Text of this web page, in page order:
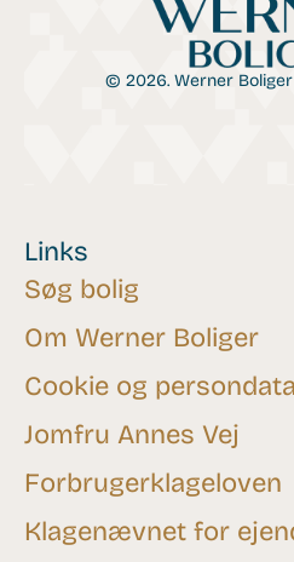
© 2026. Werner
Links
Søg bolig
Om Werner Boliger
Cookie og persondata
Jomfru Annes Vej
Forbrugerklageloven
Klagenævnet for